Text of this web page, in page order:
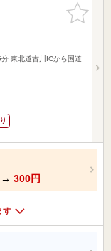
お気に入
りに追加
東北道古川ICから国道
→ 300円
す